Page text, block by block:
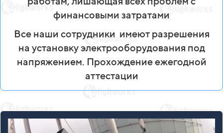
финансовыми затратами
Все наши сотрудники имеют разрешения
на установку электрооборудования под
напряжением. Прохождение ежегодной
аттестации